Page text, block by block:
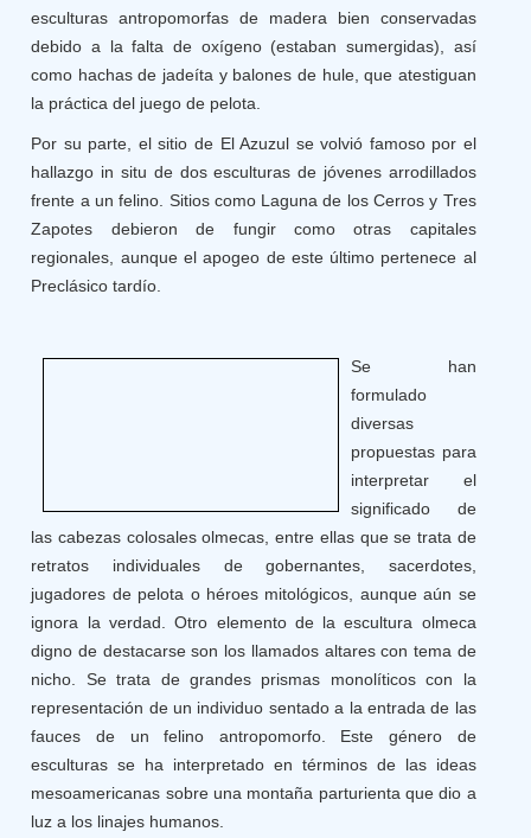
esculturas antropomorfas de madera bien conservadas
debido a la falta de oxígeno (estaban sumergidas), así
como hachas de jadeíta y balones de hule, que atestiguan
la práctica del juego de pelota.
Por su parte, el sitio de El Azuzul se volvió famoso por el
hallazgo in situ de dos esculturas de jóvenes arrodillados
frente a un felino. Sitios como Laguna de los Cerros y Tres
Zapotes debieron de fungir como otras capitales
regionales, aunque el apogeo de este último pertenece al
Preclásico tardío.
Se han
formulado
diversas
propuestas para
interpretar el
significado de
las cabezas colosales olmecas, entre ellas que se trata de
retratos individuales de gobernantes, sacerdotes,
jugadores de pelota o héroes mitológicos, aunque aún se
ignora la verdad. Otro elemento de la escultura olmeca
digno de destacarse son los llamados altares con tema de
nicho. Se trata de grandes prismas monolíticos con la
representación de un individuo sentado a la entrada de las
fauces de un felino antropomorfo. Este género de
esculturas se ha interpretado en términos de las ideas
mesoamericanas sobre una montaña parturienta que dio a
luz a los linajes humanos.